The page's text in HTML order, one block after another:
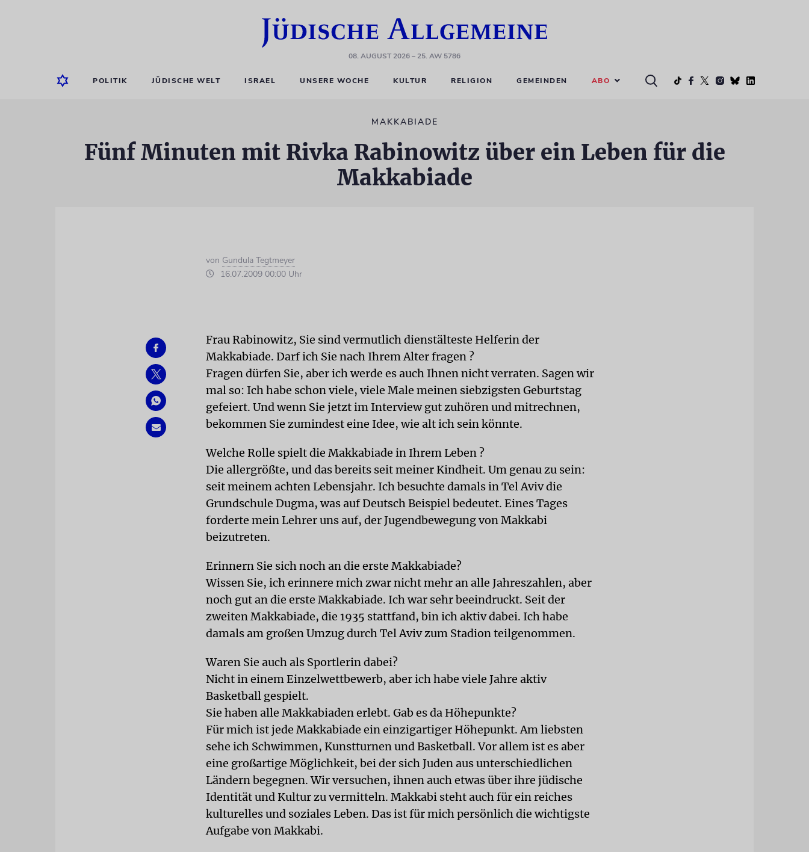
08. AUGUST 2026– 25. AW 5786
POLITIK JÜDISCHE WELT ISRAEL UNSERE WOCHE KULTUR RELIGION GEMEINDEN ABO
MAKKABIADE
Fünf Minuten mit Rivka Rabinowitz über ein Leben für die
Makkabiade
von Gundula Tegtmeyer
16.07.2009 00:00 Uhr
Frau Rabinowitz, Sie sind vermutlich dienstälteste Helferin der
Makkabiade. Darf ich Sie nach Ihrem Alter fragen ?
Fragen dürfen Sie, aber ich werde es auch Ihnen nicht verraten. Sagen wir
mal so: Ich habe schon viele, viele Male meinen siebzigsten Geburtstag
gefeiert. Und wenn Sie jetzt im Interview gut zuhören und mitrechnen,
bekommen Sie zumindest eine Idee, wie alt ich sein könnte.
Welche Rolle spielt die Makkabiade in Ihrem Leben ?
Die allergrößte, und das bereits seit meiner Kindheit. Um genau zu sein:
seit meinem achten Lebensjahr. Ich besuchte damals in Tel Aviv die
Grundschule Dugma, was auf Deutsch Beispiel bedeutet. Eines Tages
forderte mein Lehrer uns auf, der Jugendbewegung von Makkabi
beizutreten.
Erinnern Sie sich noch an die erste Makkabiade?
Wissen Sie, ich erinnere mich zwar nicht mehr an alle Jahreszahlen, aber
noch gut an die erste Makkabiade. Ich war sehr beeindruckt. Seit der
zweiten Makkabiade, die 1935 stattfand, bin ich aktiv dabei. Ich habe
damals am großen Umzug durch Tel Aviv zum Stadion teilgenommen.
Waren Sie auch als Sportlerin dabei?
Nicht in einem Einzelwettbewerb, aber ich habe viele Jahre aktiv
Basketball gespielt.
Sie haben alle Makkabiaden erlebt. Gab es da Höhepunkte?
Für mich ist jede Makkabiade ein einzigartiger Höhepunkt. Am liebsten
sehe ich Schwimmen, Kunstturnen und Basketball. Vor allem ist es aber
eine großartige Möglichkeit, bei der sich Juden aus unterschiedlichen
Ländern begegnen. Wir versuchen, ihnen auch etwas über ihre jüdische
Identität und Kultur zu vermitteln. Makkabi steht auch für ein reiches
kulturelles und soziales Leben. Das ist für mich persönlich die wichtigste
Aufgabe von Makkabi.